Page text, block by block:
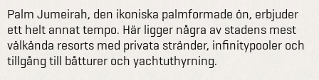
Palm Jumeirah, den ikoniska palmformade ön, erbjuder
ett helt annat tempo. Här ligger några av stadens mest
välkända resorts med privata stränder, infinitypooler och
tillgång till båtturer och yachtuthyrning.